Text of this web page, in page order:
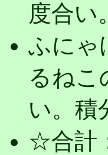
度合い
ふにゃ
るねこ
い。積
☆合計